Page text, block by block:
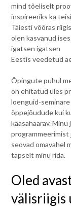
mind tõeliselt
inspireeriks ka
Täiesti võõras
olen kasvanud
igatsen igatsen
Eestis veedetud
Õpingute puhul
on ehitatud üles
loenguid-
õppejõudude kui
kaasahaarav.
programmeerimist
seovad omavahel
täpselt minu rida.
Oled
välisriigis